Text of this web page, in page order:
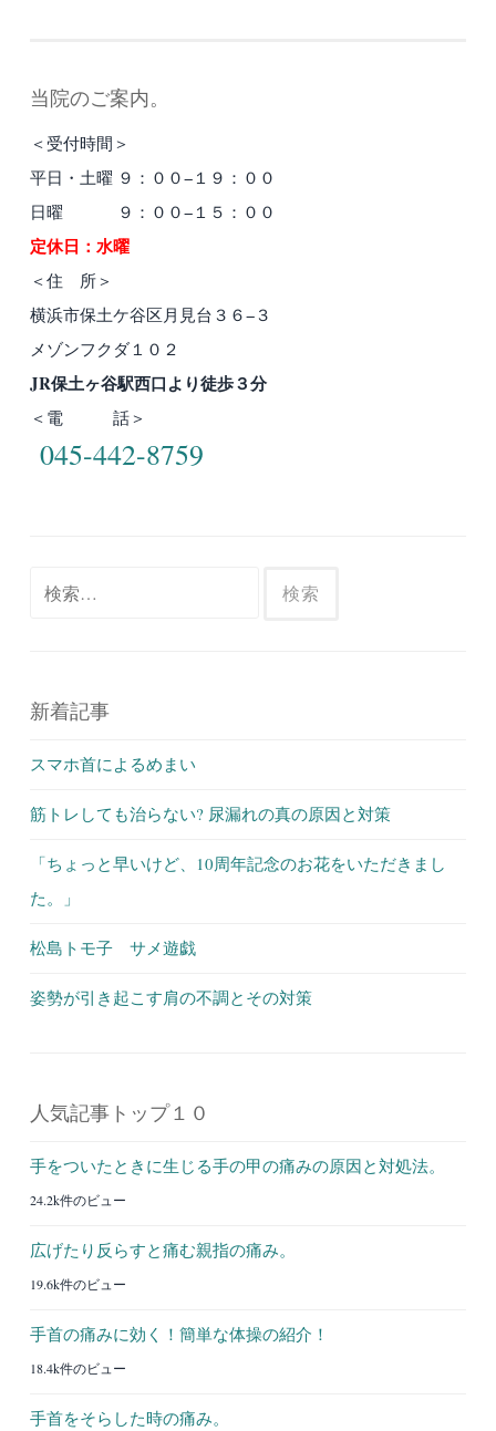
当院のご案内。
＜受付時間＞
平日・土曜 ９：００−１９：００
日曜 ９：００−１５：００
定休日：水曜
＜住 所＞
横浜市保土ケ谷区月見台３６−３
メゾンフクダ１０２
JR保土ヶ谷駅西口より徒歩３分
＜電 話＞
045-442-8759
新着記事
スマホ首によるめまい
筋トレしても治らない? 尿漏れの真の原因と対策
「ちょっと早いけど、10周年記念のお花をいただきまし
た。」
松島トモ子 サメ遊戯
姿勢が引き起こす肩の不調とその対策
人気記事トップ１０
手をついたときに生じる手の甲の痛みの原因と対処法。
24.2k件のビュー
広げたり反らすと痛む親指の痛み。
19.6k件のビュー
手首の痛みに効く！簡単な体操の紹介！
18.4k件のビュー
手首をそらした時の痛み。